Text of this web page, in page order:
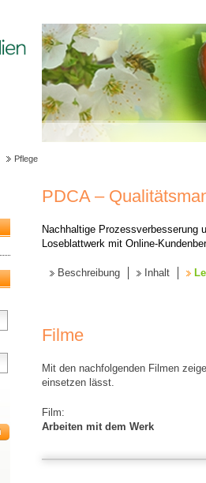
Pflege
PDCA –
Nachhaltige Prozessverbesserung
Loseblattwerk mit Online-
Beschreibung Inhalt
Filme
Mit den nachfolgenden Filmen
einsetzen lässt.
Film:
Arbeiten mit dem Werk